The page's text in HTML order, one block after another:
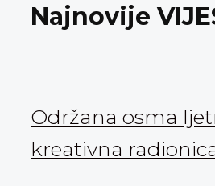
Najnovije
Održana osma
kreativna